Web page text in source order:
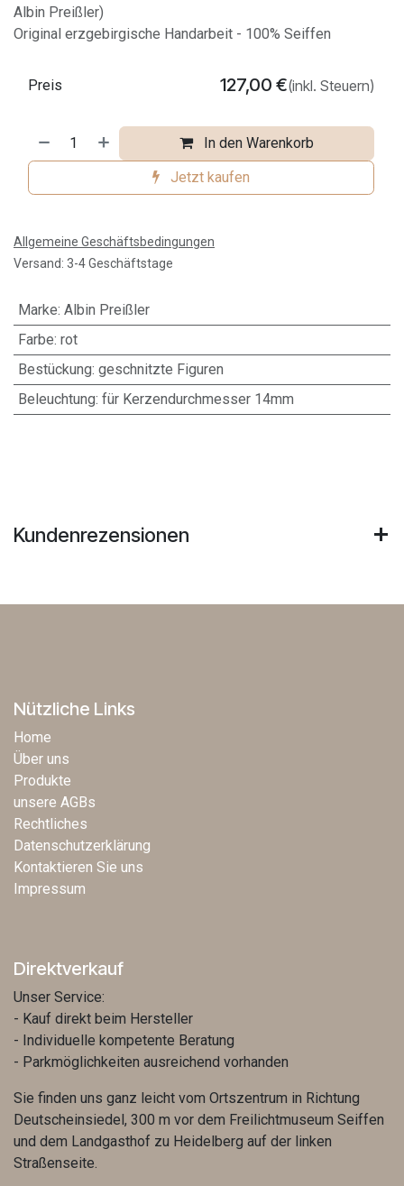
Albin Preißler)
Original erzgebirgische Handarbeit - 100% Seiffen
In den Warenkorb
Jetzt kaufen
Preis 127,00 €(inkl. Steuern)
Allgemeine Geschäftsbedingungen
Versand: 3-4 Geschäftstage
Marke: Albin Preißler
Farbe: rot
Bestückung: geschnitzte Figuren
Beleuchtung: für Kerzendurchmesser 14mm
Kundenrezensionen
Nützliche Links
Home
Über uns
Produkte
unsere AGBs
Rechtliches
Datenschutzerklärung
Kontaktieren Sie uns
Impressum
Direktverkauf
Unser Service:
- Kauf direkt beim Hersteller
- Individuelle kompetente Beratung
- Parkmöglichkeiten ausreichend vorhanden
Sie finden uns ganz leicht vom Ortszentrum in Richtung
Deutscheinsiedel, 300 m vor dem Freilichtmuseum Seiffen
und dem Landgasthof zu Heidelberg auf der linken
Straßenseite.